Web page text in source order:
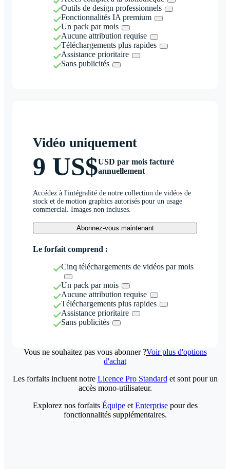
Outils de design professionnels
Fonctionnalités IA premium
Un pack par mois
Aucune attribution requise
Téléchargements plus rapides
Assistance prioritaire
Sans publicités
Vidéo uniquement
9 US$USD par mois facturé
annuellement
Accédez à l'intégralité de notre collection de vidéos de
stock et de motion graphics autorisés pour un usage
commercial. Images non incluses.
Abonnez-vous maintenant
Le forfait comprend :
Cinq téléchargements de vidéos par mois
Un pack par mois
Aucune attribution requise
Téléchargements plus rapides
Assistance prioritaire
Sans publicités
Vous ne souhaitez pas vous abonner ?Voir plus d'options
d'achat
Les forfaits incluent notre Licence Pro Standard et sont pour un
accès mono-utilisateur.
Explorez nos forfaits Équipeet Enterprisepour des
fonctionnalités supplémentaires.